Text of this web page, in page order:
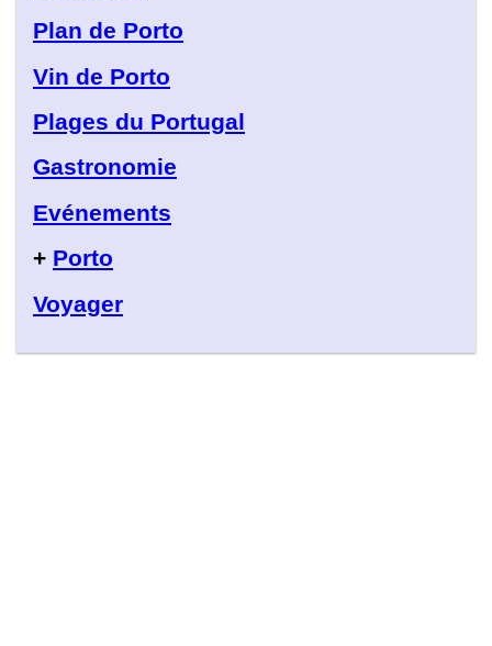
Plan de Porto
Vin de Porto
Plages du Portugal
Gastronomie
Evénements
+ Porto
Voyager